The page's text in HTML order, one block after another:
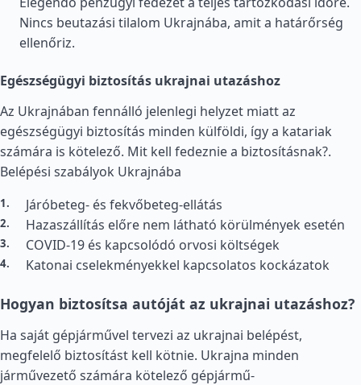
Nincs beutazási tilalom Ukrajnába, amit a határőrség
ellenőriz.
Egészségügyi biztosítás ukrajnai utazáshoz
Az Ukrajnában fennálló jelenlegi helyzet miatt az
egészségügyi biztosítás minden külföldi, így a katariak
számára is kötelező. Mit kell fedeznie a biztosításnak?.
Belépési szabályok Ukrajnába
Járóbeteg- és fekvőbeteg-ellátás
Hazaszállítás előre nem látható körülmények esetén
COVID-19 és kapcsolódó orvosi költségek
Katonai cselekményekkel kapcsolatos kockázatok
Hogyan biztosítsa autóját az ukrajnai utazáshoz?
Ha saját gépjárművel tervezi az ukrajnai belépést,
megfelelő biztosítást kell kötnie. Ukrajna minden
járművezető számára kötelező gépjármű-